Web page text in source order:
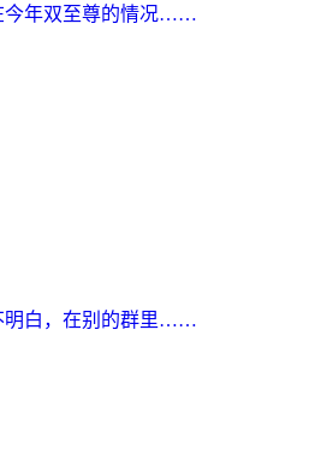
今年双至尊的情况……
明白，在别的群里……